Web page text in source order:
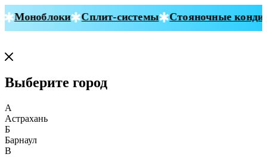
Моноблоки Сплит-системы Стояночные
Выберите город
А
Астрахань
Б
Барнаул
В